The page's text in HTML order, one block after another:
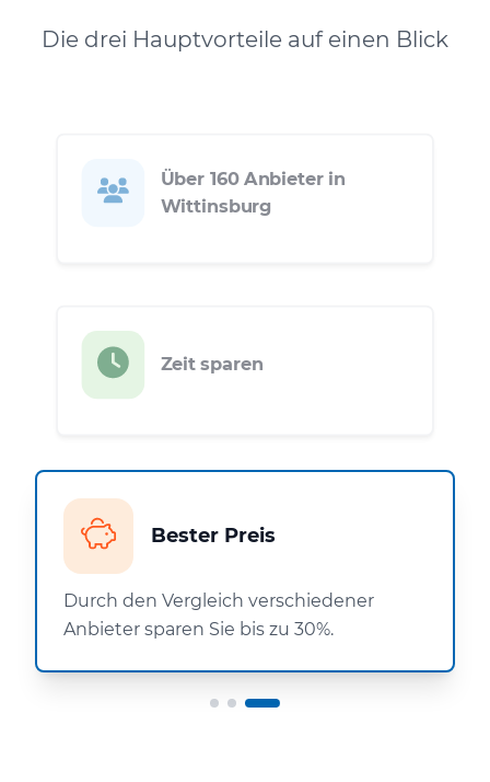
Die drei Hauptvorteile auf einen Blick
Über 160 Anbieter in
Wittinsburg
Zeit sparen
Bester Preis
Durch den Vergleich verschiedener
Anbieter sparen Sie bis zu 30%.